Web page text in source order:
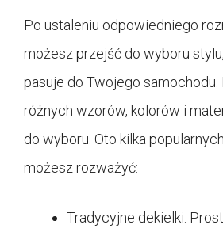
Po ustaleniu odpowiedniego
możesz przejść do wyboru
pasuje do Twojego
różnych wzorów, kolorów i
do wyboru. Oto kilka
możesz rozważyć:
Tradycyjne dekielki: